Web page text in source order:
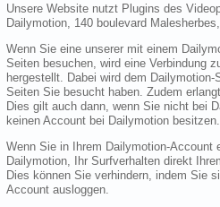
Unsere Website nutzt Plugins des
Dailymotion, 140 boulevard
Wenn Sie eine unserer mit einem
Seiten besuchen, wird eine Verbindung
hergestellt. Dabei wird dem
Seiten Sie besucht haben. Zudem
Dies gilt auch dann, wenn Sie nicht bei
keinen Account bei Dailymotion besitzen.
Wenn Sie in Ihrem Dailymotion-Account
Dailymotion, Ihr Surfverhalten direkt
Dies können Sie verhindern, indem Sie
Account ausloggen.